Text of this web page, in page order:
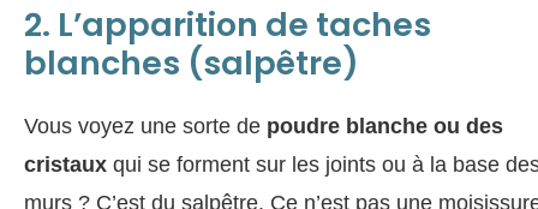
2. L’apparition de taches
blanches (salpêtre)
Vous voyez une sorte de poudre blanche ou des
cristaux qui se forment sur les joints ou à la base
murs ? C’est du salpêtre. Ce n’est pas une